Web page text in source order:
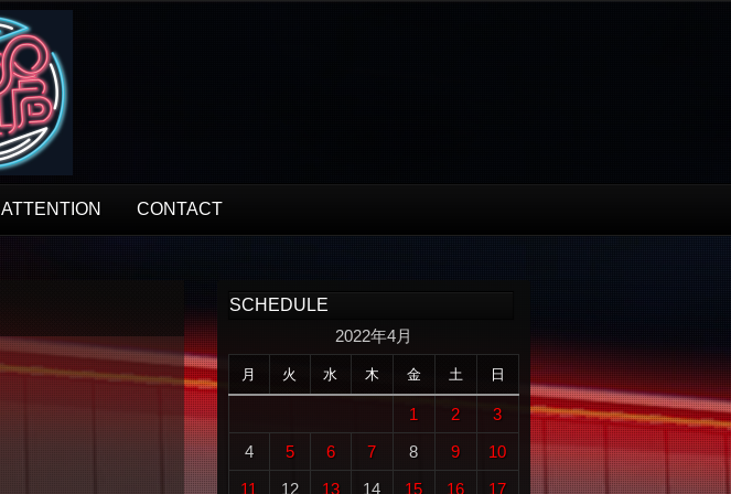
ATTENTION CONTACT
SCHEDULE
2022年4月
月 火 水 木 金 土 日
1 2
3
4
5 6 7 8 9
10
11
12 13 14 15 16 17